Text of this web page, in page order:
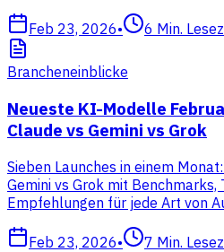
Feb 23, 2026• 6 Min.
Brancheneinblicke
Neueste KI-Modelle
Claude vs Gemini vs Grok
Sieben Launches in einem
Gemini vs Grok mit
Empfehlungen für jede Art von
Feb 23, 2026• 7 Min.